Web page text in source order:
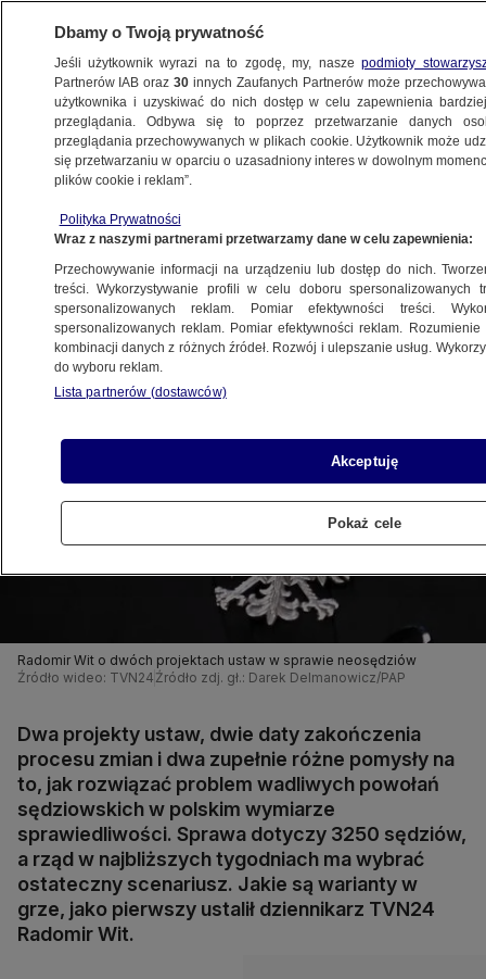
POLSKA
z neosędziami?
2.02.2025, 09:18
Udostępnij
Radomir Wit o dwóch projektach ustaw w sprawie neosędziów
Źródło wideo: TVN24 Źródło zdj. gł.: Darek Delmanowicz/PAP
Dwa projekty ustaw, dwie daty zakończenia
procesu zmian i dwa zupełnie różne pomysły na
to, jak rozwiązać problem wadliwych powołań
sędziowskich w polskim wymiarze
sprawiedliwości. Sprawa dotyczy 3250 sędziów,
a rząd w najbliższych tygodniach ma wybrać
ostateczny scenariusz. Jakie są warianty w
grze, jako pierwszy ustalił dziennikarz TVN24
Radomir Wit.
Dbamy o Twoją prywatność
Jeśli użytkownik wyrazi na to zgodę, my, naszepodmioty
Partnerów IAB oraz30 innych Zaufanych Partnerów może
użytkownika i uzyskiwać do nich dostęp w celu zapewnienia
przeglądania. Odbywa się to poprzez przetwarzanie danych
przeglądania przechowywanych w plikach cookie. Użytkownik może
się przetwarzaniu w oparciu o uzasadniony interes w dowolnym
plików cookie i reklam”.
Polityka Prywatności
Wraz z naszymi partnerami przetwarzamy dane w celu zapewnienia:
Przechowywanie informacji na urządzeniu lub dostęp do nich.
treści. Wykorzystywanie profili w celu doboru spersonalizowanych
spersonalizowanych reklam. Pomiar efektywności treści.
spersonalizowanych reklam. Pomiar efektywności reklam.
kombinacji danych z różnych źródeł. Rozwój i ulepszanie usług.
do wyboru reklam.
Lista partnerów (dostawców)
Akceptuję
Pokaż cele